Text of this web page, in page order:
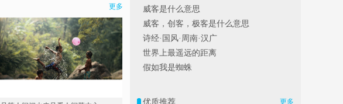
更多
威客是什么意思
威客，创客，极客是什么意思
诗经·国风·周南·汉广
世界上最遥远的距离
假如我是蜘蛛
优质推荐 更多